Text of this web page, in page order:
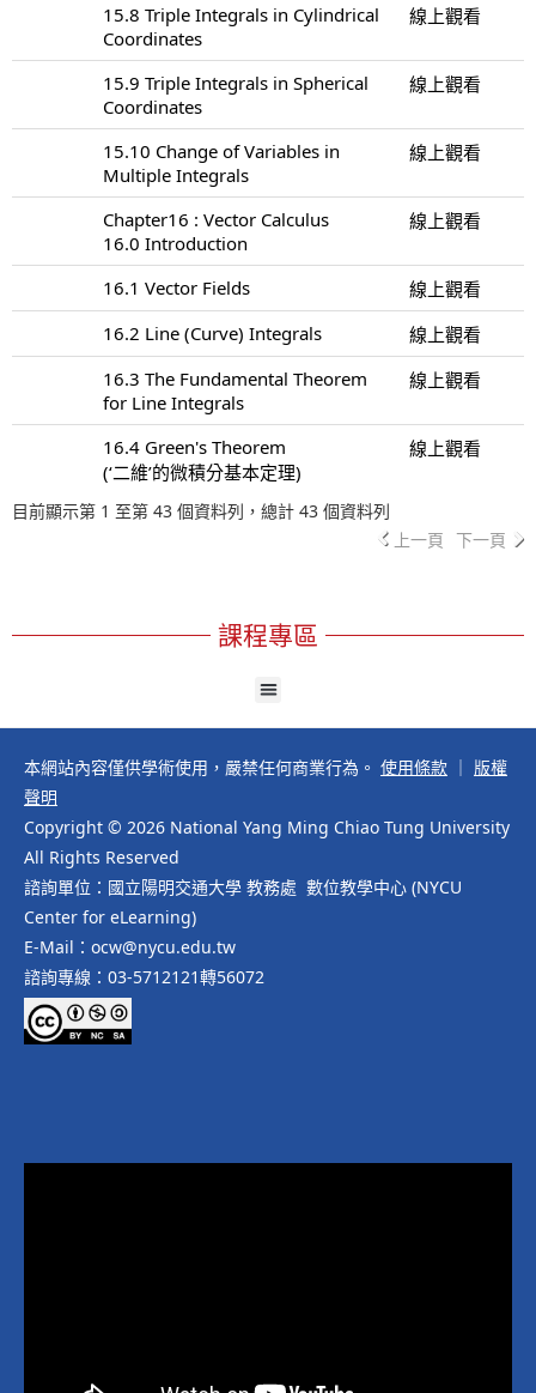
15.8 Triple Integrals in Cylindrical
Coordinates
線上觀看
15.9 Triple Integrals in Spherical
Coordinates
線上觀看
15.10 Change of Variables in
Multiple Integrals
線上觀看
Chapter16 : Vector Calculus
16.0 Introduction
線上觀看
16.1 Vector Fields
線上觀看
16.2 Line (Curve) Integrals
線上觀看
16.3 The Fundamental Theorem
for Line Integrals
線上觀看
16.4 Green's Theorem
(‘二維’的微積分基本定理)
線上觀看
目前顯示第 1 至第 43 個資料列，總計 43 個資料列
上一頁 下一頁
課程專區
本網站內容僅供學術使用，嚴禁任何商業行為。 使用條款
版權
聲明
Copyright © 2026 National Yang Ming Chiao Tung University
All Rights Reserved
諮詢單位：國立陽明交通大學 教務處 數位教學中心 (NYCU
Center for eLearning)
E-Mail：ocw@nycu.edu.tw
諮詢專線：03-5712121轉56072